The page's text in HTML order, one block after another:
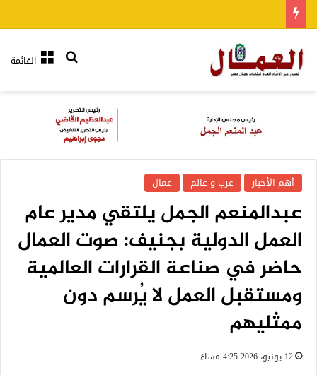
القائمةبحث عن
أهم الأخبار عرب و عالم عمال
عبدالمنعم الجمل يلتقي مدير عام
العمل الدولية بجنيف: صوت العمال
حاضر في صناعة القرارات العالمية
ومستقبل العمل لا يُرسم دون
ممثليهم
12 يونيو، 2026 4:25 مساءً